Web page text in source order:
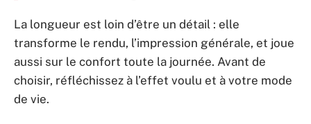
La longueur est loin d’être un détail : elle
transforme le rendu, l’impression générale, et joue
aussi sur le confort toute la journée. Avant de
choisir, réfléchissez à l’effet voulu et à votre mode
de vie.